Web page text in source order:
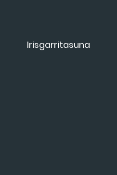
Irisgarritasuna